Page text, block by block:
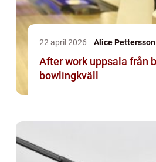
22 april 2026 Alice Pettersson
After work uppsala från barhäng till
bowlingkväll